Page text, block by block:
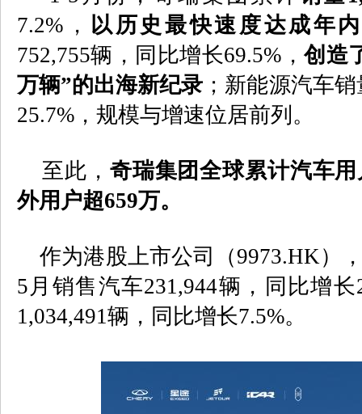
7.2% ， 以历史最快速度达成年
752,755辆，同比增长69.5% ，创造
万辆”的出海新纪录 ；新能源汽车销
25.7% ，规模与增速位居前列。
至此， 奇瑞集团全球累计汽车
外用户超659万。
作为港股上市公司（9973.HK）
5 月销售汽车231,944辆，同比增长
1,034,491辆，同比增长7.5%。